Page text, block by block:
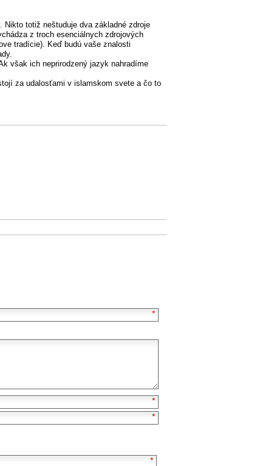
totiž neštuduje dva základné zdroje
z troch esenciálnych zdrojových
tradície). Keď budú vaše znalosti
však ich neprirodzený jazyk nahradíme
za udalosťami v islamskom svete a čo to